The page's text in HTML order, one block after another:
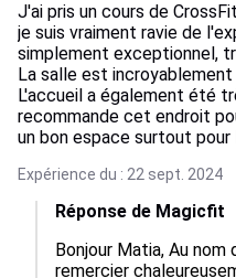
J'ai pris un cours de
je suis vraiment ravie de
simplement exceptionnel,
La salle est
L'accueil a également été
recommande cet endroit
un bon espace surtout
Expérience du : 22 sept. 2024
Réponse de Magicfit
Bonjour Matia, Au
remercier